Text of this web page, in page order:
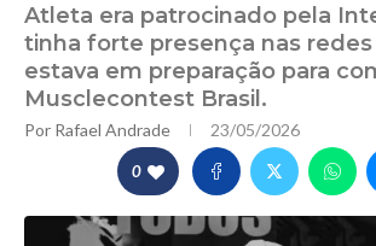
Atleta era patrocinado pela
tinha forte presença nas redes
estava em preparação para
Musclecontest Brasil.
Por Rafael Andrade 23/05/2026
0